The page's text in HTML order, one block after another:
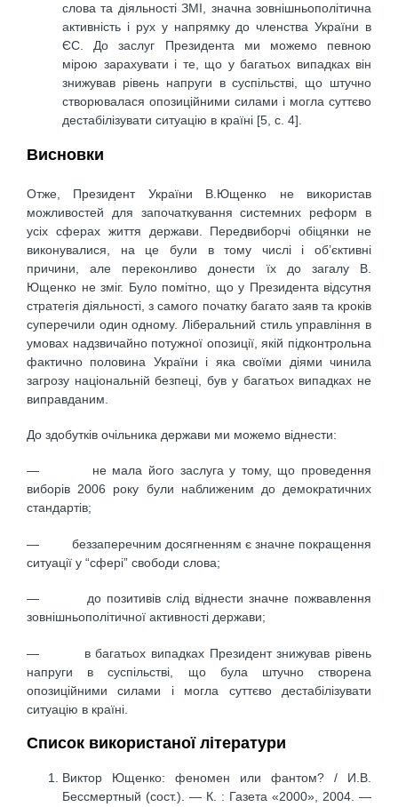
слова та діяльності ЗМІ, значна зовнішньополітична
активність і рух у напрямку до членства України в
ЄС. До заслуг Президента ми можемо певною
мірою зарахувати і те, що у багатьох випадках він
знижував рівень напруги в суспільстві, що штучно
створювалася опозиційними силами і могла суттєво
дестабілізувати ситуацію в країні [5, c. 4].
Висновки
Отже, Президент України В.Ющенко не використав
можливостей для започаткування системних реформ в
усіх сферах життя держави. Передвиборчі обіцянки не
виконувалися, на це були в тому числі і об’єктивні
причини, але переконливо донести їх до загалу В.
Ющенко не зміг. Було помітно, що у Президента відсутня
стратегія діяльності, з самого початку багато заяв та кроків
суперечили один одному. Ліберальний стиль управління в
умовах надзвичайно потужної опозиції, якій підконтрольна
фактично половина України і яка своїми діями чинила
загрозу національній безпеці, був у багатьох випадках не
виправданим.
До здобутків очільника держави ми можемо віднести:
— не мала його заслуга у тому, що проведення
виборів 2006 року були наближеним до демократичних
стандартів;
— беззаперечним досягненням є значне покращення
ситуації у “сфері” свободи слова;
— до позитивів слід віднести значне пожвавлення
зовнішньополітичної активності держави;
— в багатьох випадках Президент знижував рівень
напруги в суспільстві, що була штучно створена
опозиційними силами і могла суттєво дестабілізувати
ситуацію в країні.
Список використаної літератури
Виктор Ющенко: феномен или фантом? / И.В.
Бессмертный (сост.). — К. : Газета «2000», 2004. —